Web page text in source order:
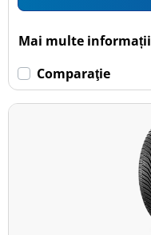
Mai multe informații
Comparaţie